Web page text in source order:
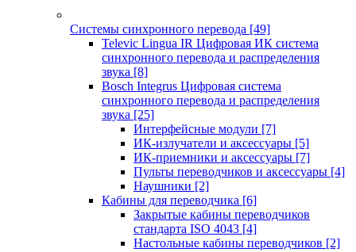
Системы синхронного перевода [49]
Televic Lingua IR Цифровая ИК система
синхронного перевода и распределения
звука [8]
Bosch Integrus Цифровая система
синхронного перевода и распределения
звука [25]
Интерфейсные модули [7]
ИК-излучатели и аксессуары [5]
ИК-приемники и аксессуары [7]
Пульты переводчиков и аксессуары [4]
Наушники [2]
Кабины для переводчика [6]
Закрытые кабины переводчиков
стандарта ISO 4043 [4]
Настольные кабины переводчиков [2]